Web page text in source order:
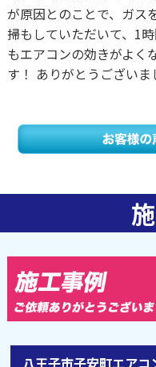
が原因とのことで、ガス
掃もしていただいて、1
もエアコンの効きがよく
す！ ありがとうございま
八王子市子安町エアコ